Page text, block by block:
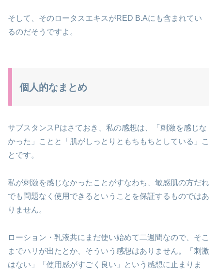
そして、そのロータスエキスがRED B.Aにも含まれてい
るのだそうですよ。
個人的なまとめ
サブスタンスPはさておき、私の感想は、「刺激を感じな
かった」ことと「肌がしっとりともちもちとしている」こ
とです。
私が刺激を感じなかったことがすなわち、敏感肌の方だれ
でも問題なく使用できるということを保証するものではあ
りません。
ローション・乳液共にまだ使い始めて二週間なので、そこ
までハリが出たとか、そういう感想はありません。「刺激
はない」「使用感がすごく良い」という感想に止まりま